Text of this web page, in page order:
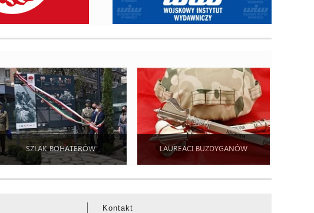
SZLAK BOHATERÓW LAUREACI BUZDYGANÓW
Kontakt